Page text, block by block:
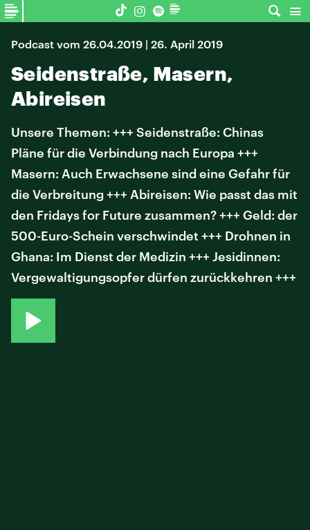
Podcast vom 26.04.2019 | 26. April 2019
Seidenstraße, Masern,
Abireisen
Unsere Themen: +++ Seidenstraße: Chinas
Pläne für die Verbindung nach Europa +++
Masern: Auch Erwachsene sind eine Gefahr für
die Verbreitung +++ Abireisen: Wie passt das mit
den Fridays for Future zusammen? +++ Geld: der
500-Euro-Schein verschwindet +++ Drohnen in
Ghana: Im Dienst der Medizin +++ Jesidinnen:
Vergewaltigungsopfer dürfen zurückkehren +++